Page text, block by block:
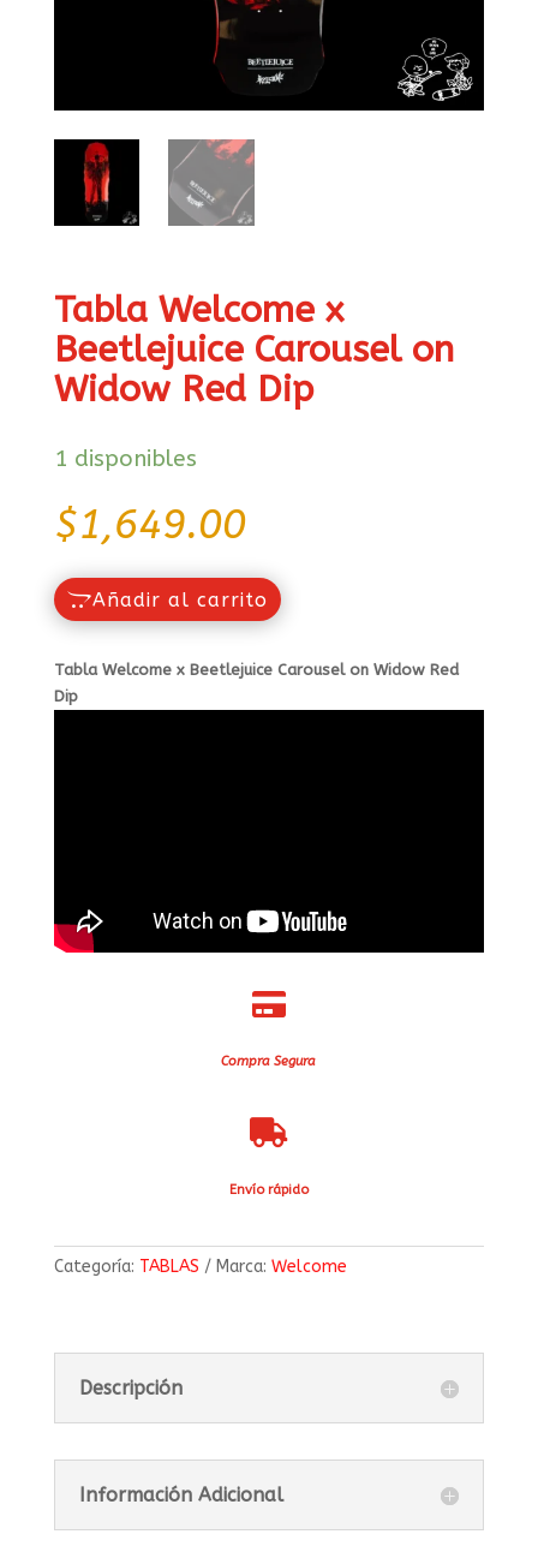
Tabla Welcome x
Beetlejuice Carousel on
Widow Red Dip
1 disponibles
$1,649.00
Añadir al carrito
Tabla Welcome x Beetlejuice Carousel on Widow Red
Dip

Compra Segura

Envío rápido
Categoría: TABLAS Marca: Welcome
Descripción
Información Adicional